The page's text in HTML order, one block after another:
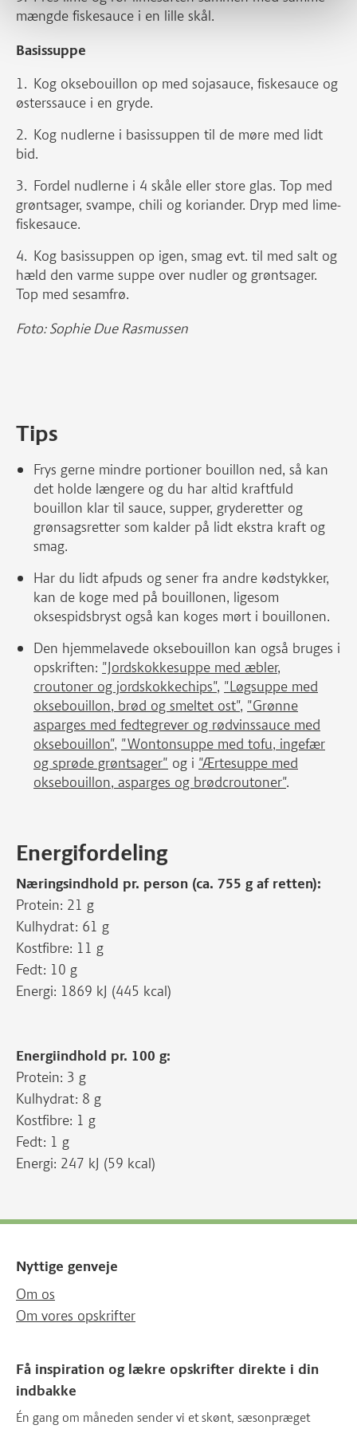
mængde fiskesauce i en lille skål.
Basissuppe
Kog oksebouillon op med sojasauce, fiskesauce og
østerssauce i en gryde.
Kog nudlerne i basissuppen til de møre med lidt
bid.
Fordel nudlerne i 4 skåle eller store glas. Top med
grøntsager, svampe, chili og koriander. Dryp med lime-
fiskesauce.
Kog basissuppen op igen, smag evt. til med salt og
hæld den varme suppe over nudler og grøntsager.
Top med sesamfrø.
Foto: Sophie Due Rasmussen
Tips
Frys gerne mindre portioner bouillon ned, så kan
det holde længere og du har altid kraftfuld
bouillon klar til sauce, supper, gryderetter og
grønsagsretter som kalder på lidt ekstra kraft og
smag.
Har du lidt afpuds og sener fra andre kødstykker,
kan de koge med på bouillonen, ligesom
oksespidsbryst også kan koges mørt i bouillonen.
Den hjemmelavede oksebouillon kan også bruges i
opskriften: "Jordskokkesuppe med æbler,
croutoner og jordskokkechips", "Løgsuppe med
oksebouillon, brød og smeltet ost", "Grønne
asparges med fedtegrever og rødvinssauce med
oksebouillon", "Wontonsuppe med tofu, ingefær
og sprøde grøntsager" og i "Ærtesuppe med
oksebouillon, asparges og brødcroutoner".
Energifordeling
Næringsindhold pr. person (ca. 755 g af retten):
Protein: 21 g
Kulhydrat: 61 g
Kostfibre: 11 g
Fedt: 10 g
Energi: 1869 kJ (445 kcal)
Energiindhold pr. 100 g:
Protein: 3 g
Kulhydrat: 8 g
Kostfibre: 1 g
Fedt: 1 g
Energi: 247 kJ (59 kcal)
Nyttige genveje
Om os
Om vores opskrifter
Få inspiration og lækre opskrifter direkte i din
indbakke
Én gang om måneden sender vi et skønt, sæsonpræget